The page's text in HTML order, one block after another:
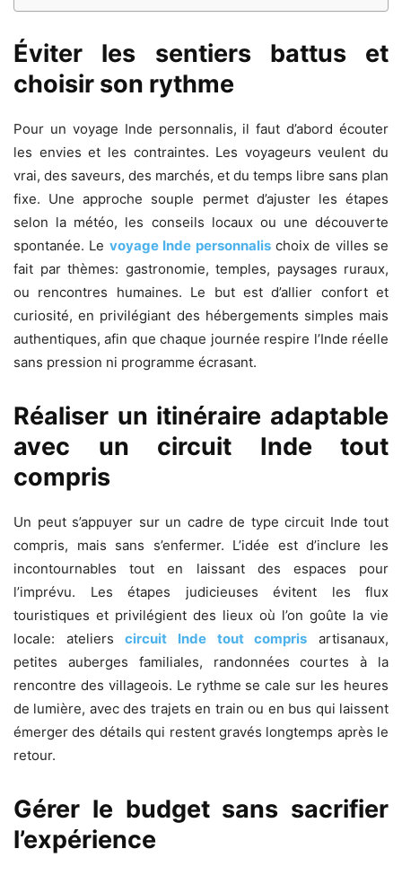
Éviter les sentiers battus et
choisir son rythme
Pour un voyage Inde personnalis, il faut d’abord écouter
les envies et les contraintes. Les voyageurs veulent du
vrai, des saveurs, des marchés, et du temps libre sans plan
fixe. Une approche souple permet d’ajuster les étapes
selon la météo, les conseils locaux ou une découverte
spontanée. Le voyage Inde personnalischoix de villes se
fait par thèmes: gastronomie, temples, paysages ruraux,
ou rencontres humaines. Le but est d’allier confort et
curiosité, en privilégiant des hébergements simples mais
authentiques, afin que chaque journée respire l’Inde réelle
sans pression ni programme écrasant.
Réaliser un itinéraire adaptable
avec un circuit Inde tout
compris
Un peut s’appuyer sur un cadre de type circuit Inde tout
compris, mais sans s’enfermer. L’idée est d’inclure les
incontournables tout en laissant des espaces pour
l’imprévu. Les étapes judicieuses évitent les flux
touristiques et privilégient des lieux où l’on goûte la vie
locale: atelierscircuit Inde tout compris artisanaux,
petites auberges familiales, randonnées courtes à la
rencontre des villageois. Le rythme se cale sur les heures
de lumière, avec des trajets en train ou en bus qui laissent
émerger des détails qui restent gravés longtemps après le
retour.
Gérer le budget sans sacrifier
l’expérience